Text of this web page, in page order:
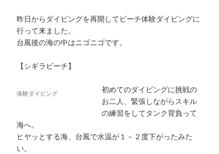
昨日からダイビングを再開してビーチ体験ダイビングに
行って来ました。
台風後の海の中はニゴニゴです。
【シギラビーチ】
体験ダイビング
初めてのダイビングに挑戦の
お二人、緊張しながらスキル
の練習をしてタンク背負って
海へ。
ヒヤッとする海、台風で水温が１－２度下がったみた
い。